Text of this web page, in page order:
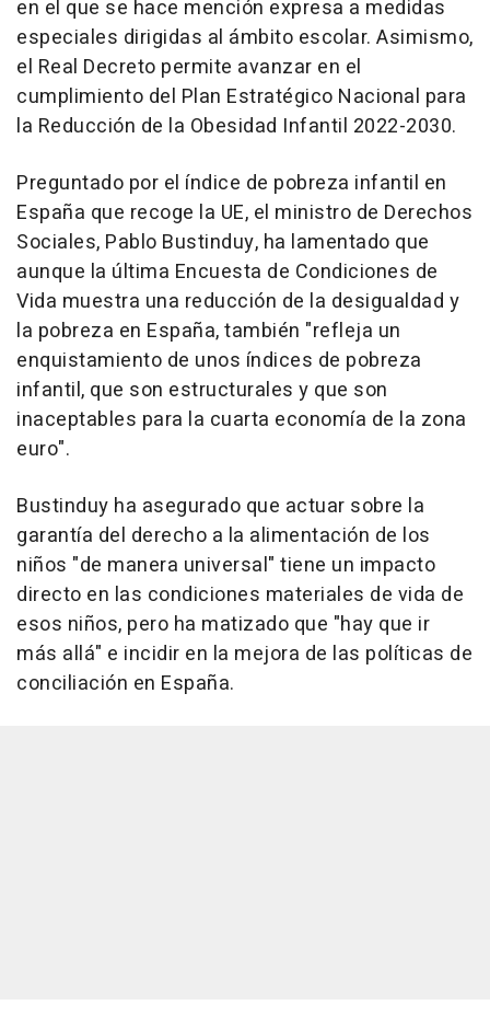
en el que se hace mención expresa a medidas
especiales dirigidas al ámbito escolar. Asimismo,
el Real Decreto permite avanzar en el
cumplimiento del Plan Estratégico Nacional para
la Reducción de la Obesidad Infantil 2022-2030.
Preguntado por el índice de pobreza infantil en
España que recoge la UE, el ministro de Derechos
Sociales, Pablo Bustinduy, ha lamentado que
aunque la última Encuesta de Condiciones de
Vida muestra una reducción de la desigualdad y
la pobreza en España, también "refleja un
enquistamiento de unos índices de pobreza
infantil, que son estructurales y que son
inaceptables para la cuarta economía de la zona
euro".
Bustinduy ha asegurado que actuar sobre la
garantía del derecho a la alimentación de los
niños "de manera universal" tiene un impacto
directo en las condiciones materiales de vida de
esos niños, pero ha matizado que "hay que ir
más allá" e incidir en la mejora de las políticas de
conciliación en España.